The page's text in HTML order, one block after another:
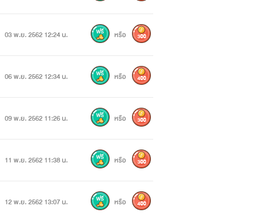
03 พ.ย. 2562 12:24 น. หรือ 300
06 พ.ย. 2562 12:34 น. หรือ 400
09 พ.ย. 2562 11:26 น. หรือ 300
11 พ.ย. 2562 11:38 น. หรือ 300
12 พ.ย. 2562 13:07 น. หรือ 400